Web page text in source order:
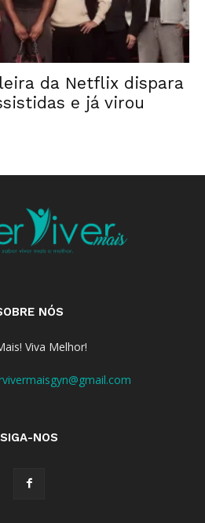
da Netflix dispara
e já virou
NÓS
Viva Melhor!
SIGA-NOS